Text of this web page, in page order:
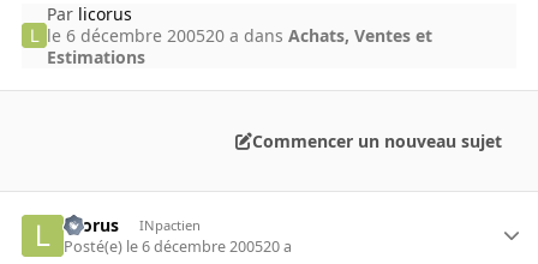
Par licorus
le 6 décembre 200520 a dansAchats, Ventes et
Estimations
Commencer un nouveau sujet
licorus INpactien
Posté(e) le 6 décembre 200520 a